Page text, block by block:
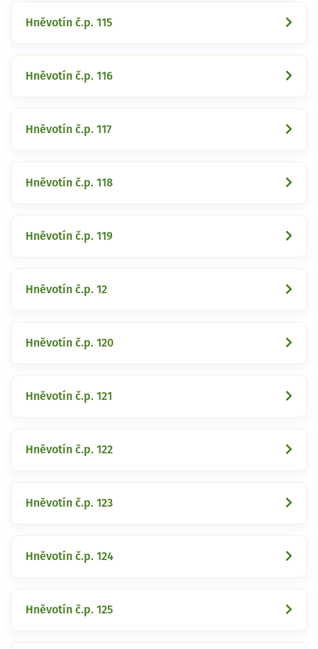
Hněvotín č.p. 115
Hněvotín č.p. 116
Hněvotín č.p. 117
Hněvotín č.p. 118
Hněvotín č.p. 119
Hněvotín č.p. 12
Hněvotín č.p. 120
Hněvotín č.p. 121
Hněvotín č.p. 122
Hněvotín č.p. 123
Hněvotín č.p. 124
Hněvotín č.p. 125